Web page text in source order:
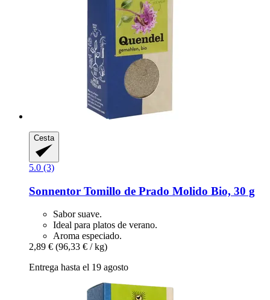
Cesta
5.0 (3)
Sonnentor Tomillo de Prado Molido Bio, 30 g
Sabor suave.
Ideal para platos de verano.
Aroma especiado.
2,89 € (96,33 € / kg)
Entrega hasta el 19 agosto